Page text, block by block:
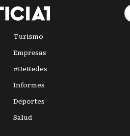
Turismo
Empresas
#DeRedes
Informes
Deportes
Salud